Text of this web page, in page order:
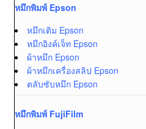
หมึกพิมพ์ Epson
หมึกเติม Epson
หมึกอิงค์เจ็ท Epson
ผ้าหมึก Epson
ผ้าหมึกเครื่องสลิป Epson
ตลับซับหมึก Epson
หมึกพิมพ์ FujiFilm